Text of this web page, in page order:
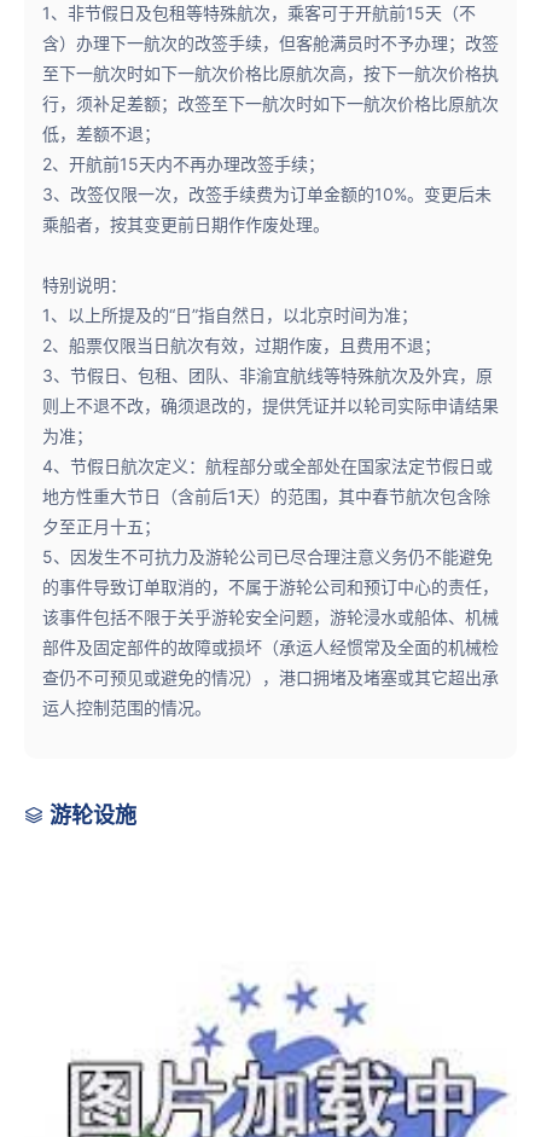
1、非节假日及包租等特殊航次，乘客可于开航前15天（不
含）办理下一航次的改签手续，但客舱满员时不予办理；改签
至下一航次时如下一航次价格比原航次高，按下一航次价格执
行，须补足差额；改签至下一航次时如下一航次价格比原航次
低，差额不退；
2、开航前15天内不再办理改签手续；
3、改签仅限一次，改签手续费为订单金额的10%。变更后未
乘船者，按其变更前日期作作废处理。
特别说明：
1、以上所提及的“日”指自然日，以北京时间为准；
2、船票仅限当日航次有效，过期作废，且费用不退；
3、节假日、包租、团队、非渝宜航线等特殊航次及外宾，原
则上不退不改，确须退改的，提供凭证并以轮司实际申请结果
为准；
4、节假日航次定义：航程部分或全部处在国家法定节假日或
地方性重大节日（含前后1天）的范围，其中春节航次包含除
夕至正月十五；
5、因发生不可抗力及游轮公司已尽合理注意义务仍不能避免
的事件导致订单取消的，不属于游轮公司和预订中心的责任，
该事件包括不限于关乎游轮安全问题，游轮浸水或船体、机械
部件及固定部件的故障或损坏（承运人经惯常及全面的机械检
查仍不可预见或避免的情况），港口拥堵及堵塞或其它超出承
运人控制范围的情况。
 游轮设施